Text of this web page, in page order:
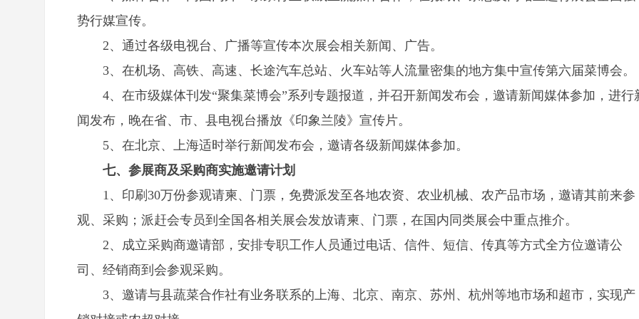
势行媒宣传。
2、通过各级电视台、广播等宣传本次展会相关新闻、广告。
3、在机场、高铁、高速、长途汽车总站、火车站等人流量密集的地方集中宣传第六届菜博会。
4、在市级媒体刊发“聚集菜博会”系列专题报道，并召开新闻发布会，邀请新闻媒体参加，进行
闻发布，晚在省、市、县电视台播放《印象兰陵》宣传片。
5、在北京、上海适时举行新闻发布会，邀请各级新闻媒体参加。
七、参展商及采购商实施邀请计划
1、印刷30万份参观请柬、门票，免费派发至各地农资、农业机械、农产品市场，邀请其前来参
观、采购；派赶会专员到全国各相关展会发放请柬、门票，在国内同类展会中重点推介。
2、成立采购商邀请部，安排专职工作人员通过电话、信件、短信、传真等方式全方位邀请公
司、经销商到会参观采购。
3、邀请与县蔬菜合作社有业务联系的上海、北京、南京、苏州、杭州等地市场和超市，实现产